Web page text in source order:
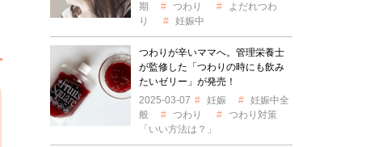
期
つわり
よだれつわ
り
妊娠中
つわりが辛いママへ。管理栄養士
が監修した「つわりの時にも飲み
たいゼリー」が発売！
2025-03-07
妊娠
妊娠中全
般
つわり
つわり対策
「いい方法は？」